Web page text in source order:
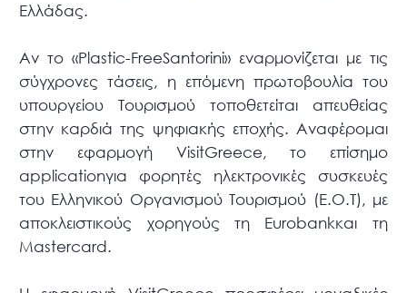
Ελλάδας.
Αν το «Plastic-FreeSantorini» εναρμονίζεται με τις
σύγχρονες τάσεις, η επόμενη πρωτοβουλία του
υπουργείου Τουρισμού τοποθετείται απευθείας
στην καρδιά της ψηφιακής εποχής. Αναφέρομαι
στην εφαρμογή VisitGreece, το επίσημο
applicationγια φορητές ηλεκτρονικές συσκευές
του Ελληνικού Οργανισμού Τουρισμού (E.O.T), με
αποκλειστικούς χορηγούς τη Eurobankκαι τη
Mastercard.